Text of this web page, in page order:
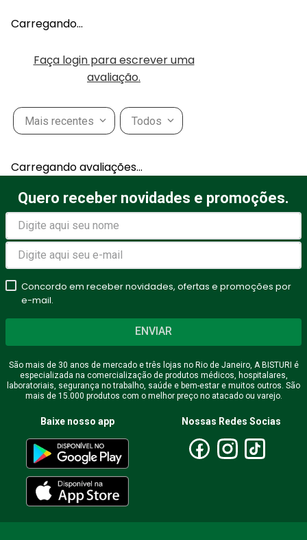
Carregando…
Faça login para escrever uma
avaliação.
Mais recentes Todos
Carregando avaliações…
Quero receber novidades e promoções.
Concordo em receber novidades, ofertas e promoções por
e-mail.
ENVIAR
São mais de 30 anos de mercado e três lojas no Rio de Janeiro, A BISTURI é
especializada na comercialização de produtos médicos, hospitalares,
laboratoriais, segurança no trabalho, saúde e bem-estar e muitos outros. São
mais de 15.000 produtos com o melhor preço no atacado ou varejo.
Baixe nosso app Nossas Redes Socias